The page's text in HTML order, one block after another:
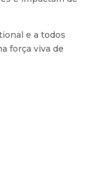
e a todos
força viva de